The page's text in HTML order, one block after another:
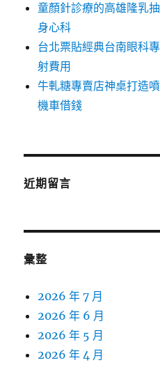
童顏針診療的高雄隆乳
身心科
台北票貼經典台南眼科
射費用
牛軋糖專賣店神桌打造
機車借錢
近期留言
彙整
2026 年 7 月
2026 年 6 月
2026 年 5 月
2026 年 4 月